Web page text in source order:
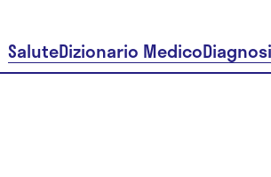
SaluteDizionario Medico